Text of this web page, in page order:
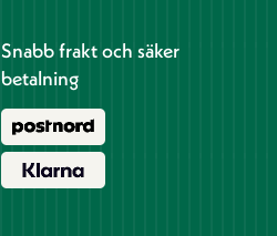
Snabb frakt och säker
betalning